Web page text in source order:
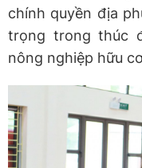
chính quyền địa
trọng trong thúc
nông nghiệp hữu